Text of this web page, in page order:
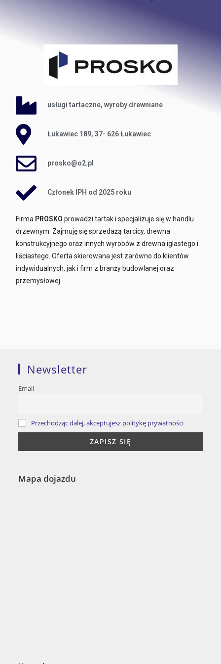
usługi tartaczne, wyroby drewniane
Łukawiec 189, 37- 626 Łukawiec
prosko@o2.pl
Członek IPH od 2025 roku
Firma PROSKO prowadzi tartak i specjalizuje się w handlu
drzewnym. Zajmuję się sprzedażą tarcicy, drewna
konstrukcyjnego oraz innych wyrobów z drewna iglastego i
liściastego. Oferta skierowana jest zarówno do klientów
indywidualnych, jak i firm z branży budowlanej oraz
przemysłowej.
Newsletter
Email
Przechodząc dalej, akceptujesz politykę prywatności
Mapa dojazdu